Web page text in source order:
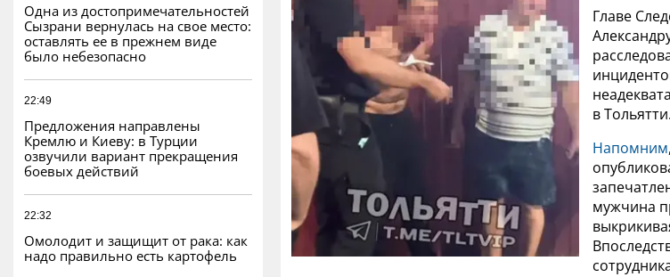
Одна из достопримечательностей
Сызрани вернулась на свое место:
оставлять ее в прежнем виде
было небезопасно
22:49
Предложения направлены
Кремлю и Киеву: в Турции
озвучили вариант прекращения
боевых действий
22:32
Омолодит и защищит от рака: как
надо правильно есть картофель
Главе
в Тольятти.
Напомним
мужчина